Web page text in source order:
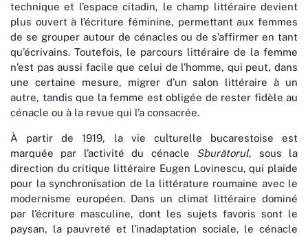
technique et l’espace citadin, le champ littéraire devient
plus ouvert à l’écriture féminine, permettant aux femmes
de se grouper autour de cénacles ou de s’affirmer en tant
qu’écrivains. Toutefois, le parcours littéraire de la femme
n’est pas aussi facile que celui de l’homme, qui peut, dans
une certaine mesure, migrer d’un salon littéraire à un
autre, tandis que la femme est obligée de rester fidèle au
cénacle ou à la revue qui l’a consacrée.
À partir de 1919, la vie culturelle bucarestoise est
marquée par l’activité du cénacle Sburătorul, sous la
direction du critique littéraire Eugen Lovinescu, qui plaide
pour la synchronisation de la littérature roumaine avec le
modernisme européen. Dans un climat littéraire dominé
par l’écriture masculine, dont les sujets favoris sont le
paysan, la pauvreté et l’inadaptation sociale, le cénacle